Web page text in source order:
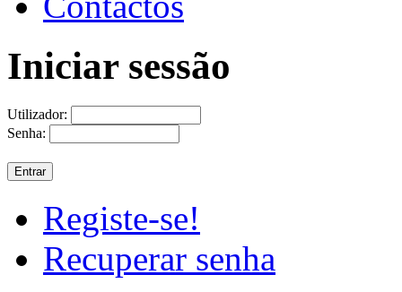
Iniciar sessão
Utilizador:
Senha:
Registe-se!
Recuperar senha